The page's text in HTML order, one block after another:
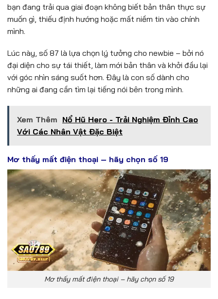
bạn đang trải qua giai đoạn không biết bản thân thực sự
muốn gì, thiếu định hướng hoặc mất niềm tin vào chính
mình.
Lúc này, số 87 là lựa chọn lý tưởng cho newbie – bởi nó
đại diện cho sự tái thiết, làm mới bản thân và khởi đầu lại
với góc nhìn sáng suốt hơn. Đây là con số dành cho
những ai đang cần tìm lại tiếng nói bên trong mình.
Xem Thêm Nổ Hũ Hero - Trải Nghiệm Đỉnh Cao
Với Các Nhân Vật Đặc Biệt
Mơ thấy mất điện thoại – hãy chọn số 19
Mơ thấy mất điện thoại – hãy chọn số 19